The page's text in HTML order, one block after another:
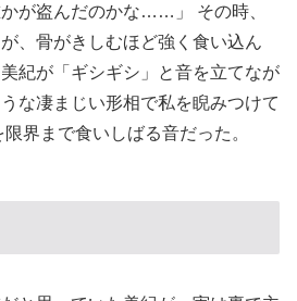
が盗んだのかな……」 その時、
、骨がきしむほど強く食い込ん
紀が「ギシギシ」と音を立てなが
な凄まじい形相で私を睨みつけて
界まで食いしばる音だった。